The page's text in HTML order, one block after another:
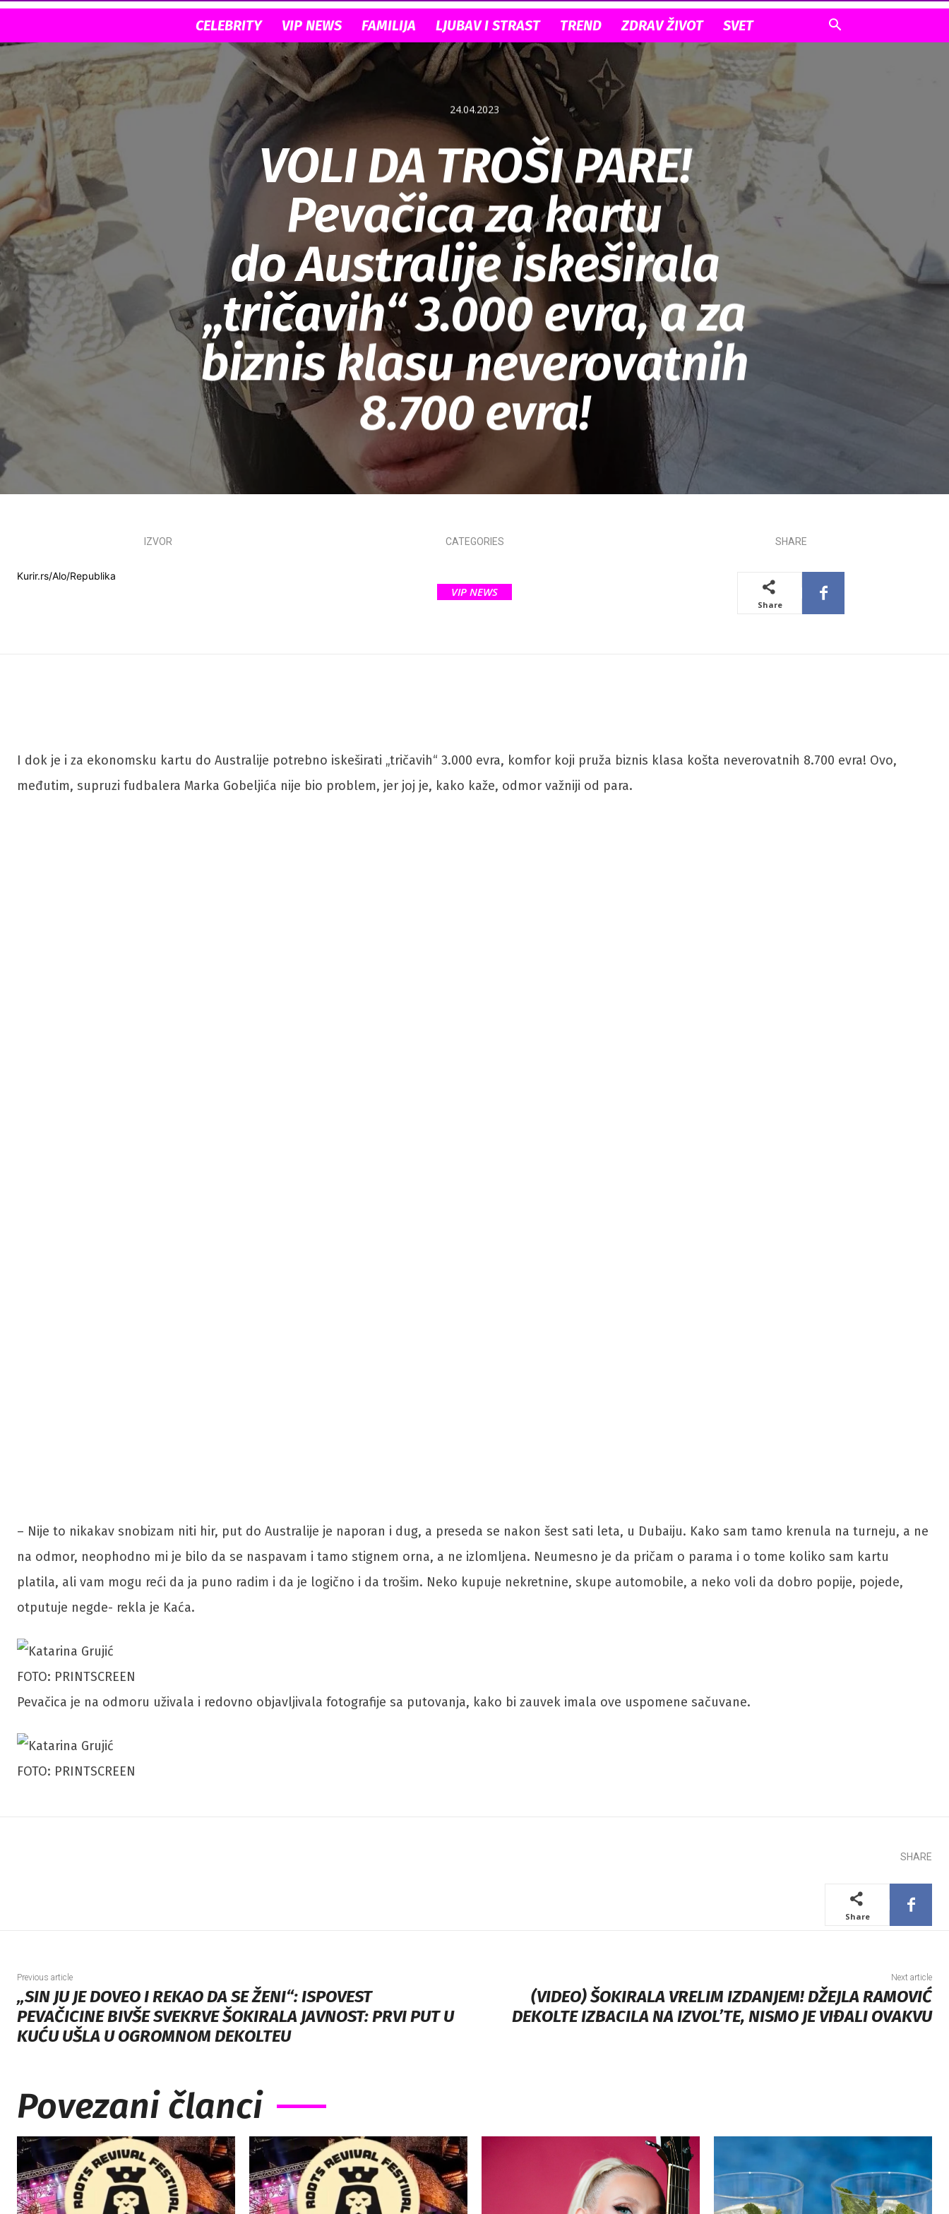
CELEBRITY VIP NEWS FAMILIJA LJUBAV I STRAST TREND ZDRAV ŽIVOT SVET
24.04.2023
VOLI DA TROŠI PARE!
Pevačica za kartu
do Australije iskeširala
„tričavih“ 3.000 evra, a za
biznis klasu neverovatnih
8.700 evra!
IZVOR
Kurir.rs/Alo/Republika
CATEGORIES
VIP NEWS
SHARE
Share
I dok je i za ekonomsku kartu do Australije potrebno iskeširati „tričavih“ 3.000 evra, komfor koji pruža biznis klasa košta neverovatnih 8.700 evra! Ovo,
međutim, supruzi fudbalera Marka Gobeljića nije bio problem, jer joj je, kako kaže, odmor važniji od para.
– Nije to nikakav snobizam niti hir, put do Australije je naporan i dug, a preseda se nakon šest sati leta, u Dubaiju. Kako sam tamo krenula na turneju, a ne
na odmor, neophodno mi je bilo da se naspavam i tamo stignem orna, a ne izlomljena. Neumesno je da pričam o parama i o tome koliko sam kartu
platila, ali vam mogu reći da ja puno radim i da je logično i da trošim. Neko kupuje nekretnine, skupe automobile, a neko voli da dobro popije, pojede,
otputuje negde- rekla je Kaća.
FOTO: PRINTSCREEN
Pevačica je na odmoru uživala i redovno objavljivala fotografije sa putovanja, kako bi zauvek imala ove uspomene sačuvane.
FOTO: PRINTSCREEN
SHARE
Share
Previous article
„SIN JU JE DOVEO I REKAO DA SE ŽENI“: ISPOVEST
PEVAČICINE BIVŠE SVEKRVE ŠOKIRALA JAVNOST: PRVI PUT U
KUĆU UŠLA U OGROMNOM DEKOLTEU
Next article
(VIDEO) ŠOKIRALA VRELIM IZDANJEM! DŽEJLA RAMOVIĆ
DEKOLTE IZBACILA NA IZVOL’TE, NISMO JE VIĐALI OVAKVU
Povezani članci